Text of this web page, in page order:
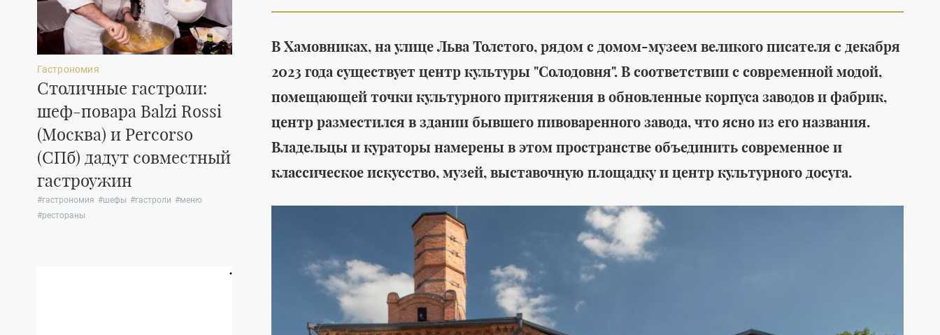
Гастрономия
Столичные гастроли:
шеф-повара Balzi Rossi
(Москва) и Percorso
(СПб) дадут совместный
гастроужин
#гастрономия #шефы #гастроли #меню
#рестораны
Коллекция летней
обуви Doucal's создана
для неспешных
прогулок
женская обувь #мужская обувь
Среда обитания
Утилитарность,
лаконичность и
красота в новой
коллекции Marcel для
ванных комнат от THG
Paris
#интерьеры
#интерьер квартир
Среда обитания
Детские мечты
отправились в космос: с
Байконура стартовала
международная
гуманитарная миссия
#
благотворительность
Мода
Новая
одежды от
искусство
замедления
В Хамовниках, на улице Льва Толстого, рядом с домом-музеем великого писателя с декабря
2023 года существует центр культуры "Солодовня". В соответствии с современной модой,
помещающей точки культурного притяжения в обновленные корпуса заводов и фабрик,
центр разместился в здании бывшего пивоваренного завода, что ясно из его названия.
Владельцы и кураторы намерены в этом пространстве объединить современное и
классическое искусство, музей, выставочную площадку и центр культурного досуга.